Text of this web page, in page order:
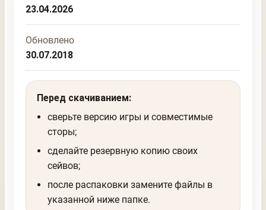
23.04.2026
Обновлено
30.07.2018
Перед скачиванием:
сверьте версию игры и совместимые
сторы;
сделайте резервную копию своих
сейвов;
после распаковки замените файлы в
указанной ниже папке.